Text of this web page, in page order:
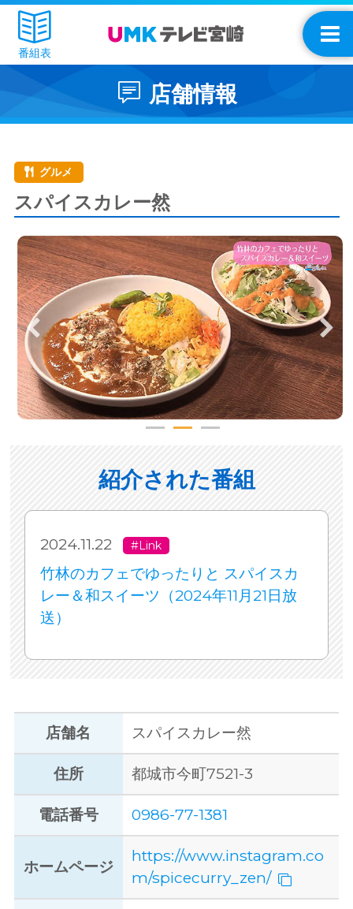
番組表
店舗情報
グルメ
スパイスカレー然
紹介された番組
2024.11.22 #Link
竹林のカフェでゆったりと スパイスカ
レー＆和スイーツ（2024年11月21日放
送）
店舗名 スパイスカレー然
住所 都城市今町7521-3
電話番号 0986-77-1381
ホームページ
https://www.instagram.co
m/spicecurry_zen/